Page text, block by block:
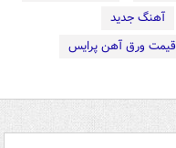
آهنگ جدید
قیمت ورق آهن پرایس